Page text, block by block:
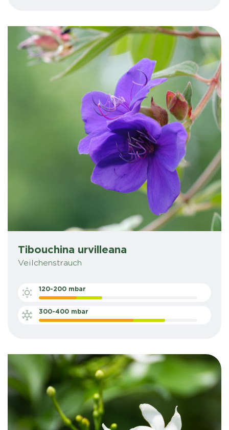
Tibouchina urvilleana
Veilchenstrauch
120-200 mbar
300-400 mbar